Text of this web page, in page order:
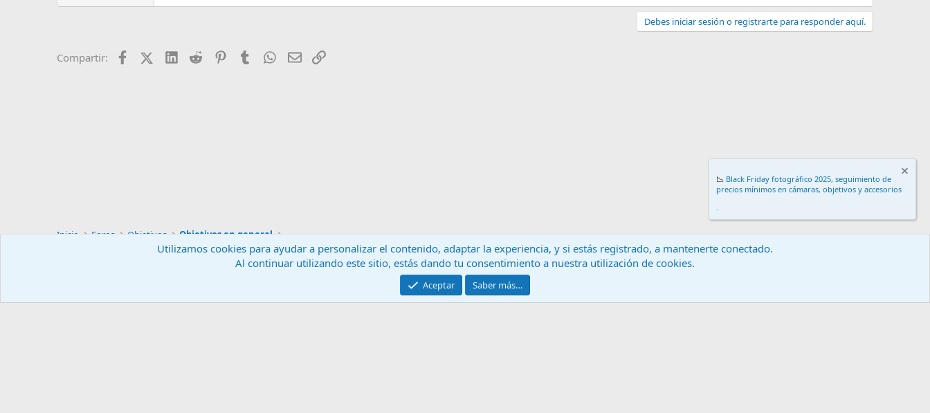
Debes iniciar sesión o registrarte para responder aquí.
Compartir: FacebookX (Twitter)
LinkedIn
Reddit PinterestTumblrWhatsApp
EmailEnlace
Inicio Foros Objetivos Objetivos en general
Contáctanos Términos y reglas
Community platform by XenForo® © 2010-2024 XenForo Ltd.
📉 Black Friday fotográfico 2025, seguimiento de
precios mínimos en cámaras, objetivos y accesorios
.
Utilizamos cookies para ayudar a personalizar el contenido, adaptar la experiencia, y si estás registrado, a mantenerte conectado.
Al continuar utilizando este sitio, estás dando tu consentimiento a nuestra utilización de cookies.
Aceptar Saber más…